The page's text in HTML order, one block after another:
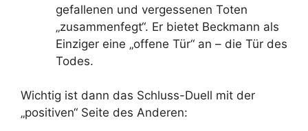
gefallenen und vergessenen Toten
„zusammenfegt“. Er bietet Beckmann als
Einziger eine „offene Tür“ an – die Tür des
Todes.
Wichtig ist dann das Schluss-Duell mit der
„positiven“ Seite des Anderen: